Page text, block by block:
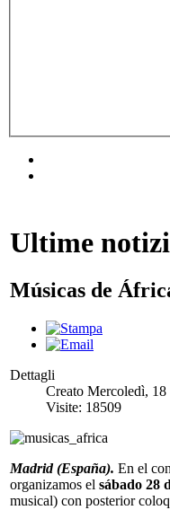
Ultime
Músicas de
Dettagli
Creato Mercoledì, 18
Visite: 18509
Madrid (España). En el
organizamos el sábado 28
musical) con posterior